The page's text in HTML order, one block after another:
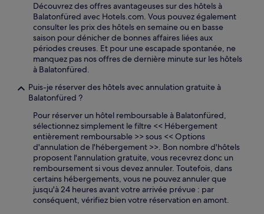
Découvrez des offres avantageuses sur des hôtels à
Balatonfüred avec Hotels.com. Vous pouvez également
consulter les prix des hôtels en semaine ou en basse
saison pour dénicher de bonnes affaires liées aux
périodes creuses. Et pour une escapade spontanée, ne
manquez pas nos offres de dernière minute sur les hôtels
à Balatonfüred.
Puis-je réserver des hôtels avec annulation gratuite à
Balatonfüred ?
Pour réserver un hôtel remboursable à Balatonfüred,
sélectionnez simplement le filtre << Hébergement
entièrement remboursable >> sous << Options
d'annulation de l'hébergement >>. Bon nombre d'hôtels
proposent l'annulation gratuite, vous recevrez donc un
remboursement si vous devez annuler. Toutefois, dans
certains hébergements, vous ne pouvez annuler que
jusqu'à 24 heures avant votre arrivée prévue : par
conséquent, vérifiez bien votre réservation en amont.